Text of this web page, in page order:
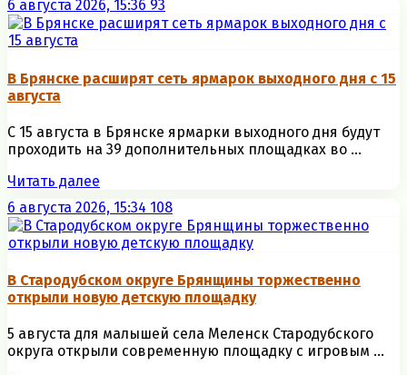
6 августа 2026, 15:36 93
В Брянске расширят сеть ярмарок выходного дня с 15
августа
С 15 августа в Брянске ярмарки выходного дня будут
проходить на 39 дополнительных площадках во ...
Читать далее
6 августа 2026, 15:34 108
В Стародубском округе Брянщины торжественно
открыли новую детскую площадку
5 августа для малышей села Меленск Стародубского
округа открыли современную площадку с игровым ...